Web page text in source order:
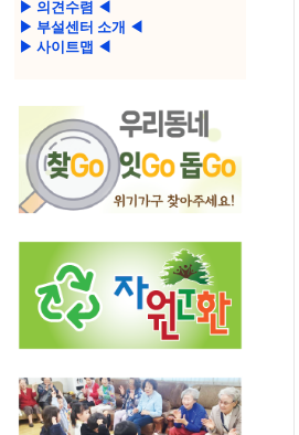
▶ 의견수렴 ◀
▶ 부설센터 소개 ◀
▶ 사이트맵 ◀